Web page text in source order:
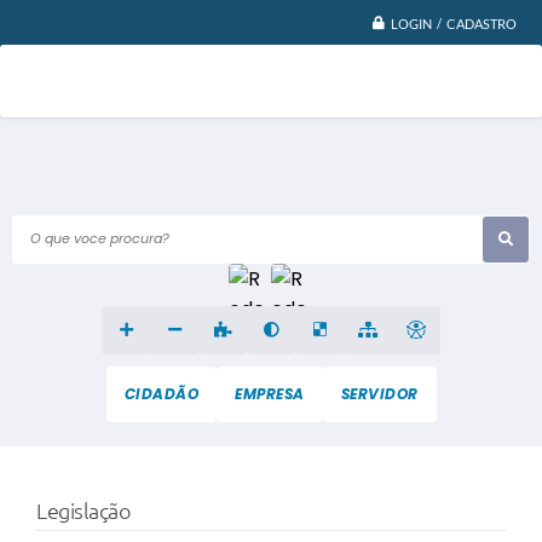
LOGIN / CADASTRO
O que voce procura?
CIDADÃO EMPRESA SERVIDOR
Legislação